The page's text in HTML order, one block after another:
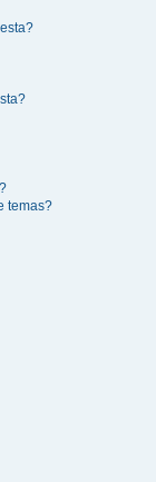
temas?